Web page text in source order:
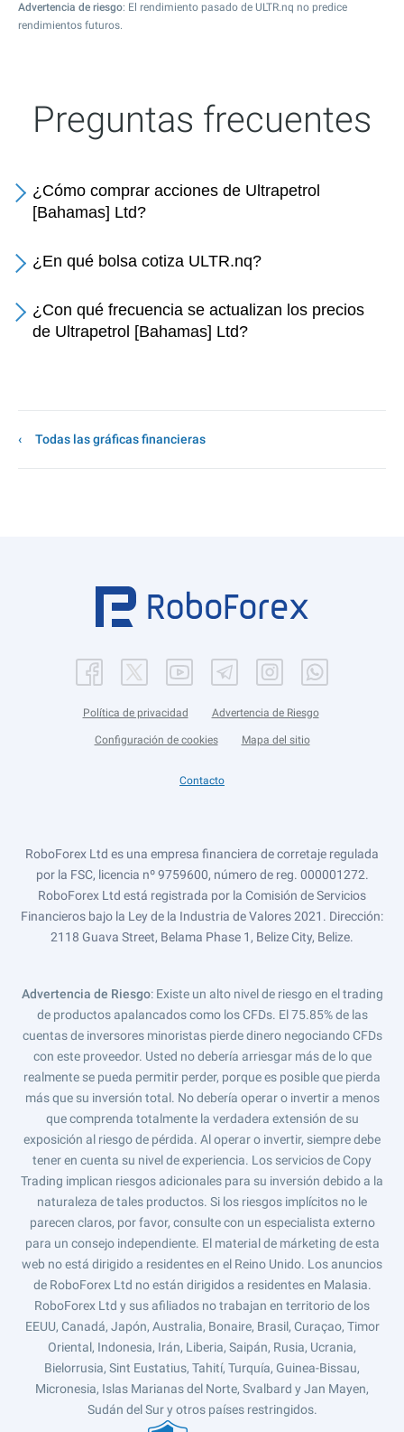
Advertencia de riesgo: El rendimiento pasado de ULTR.nq no predice
rendimientos futuros.
Preguntas frecuentes
¿Cómo comprar acciones de Ultrapetrol
[Bahamas] Ltd?
¿En qué bolsa cotiza ULTR.nq?
¿Con qué frecuencia se actualizan los precios
de Ultrapetrol [Bahamas] Ltd?
Todas las gráficas financieras
Política de privacidad Advertencia de Riesgo
Configuración de cookies Mapa del sitio
Contacto
RoboForex Ltd es una empresa financiera de corretaje regulada
por la FSC, licencia nº 9759600, número de reg. 000001272.
RoboForex Ltd está registrada por la Comisión de Servicios
Financieros bajo la Ley de la Industria de Valores 2021. Dirección:
2118 Guava Street, Belama Phase 1, Belize City, Belize.
Advertencia de Riesgo: Existe un alto nivel de riesgo en el trading
de productos apalancados como los CFDs. El 75.85% de las
cuentas de inversores minoristas pierde dinero negociando CFDs
con este proveedor. Usted no debería arriesgar más de lo que
realmente se pueda permitir perder, porque es posible que pierda
más que su inversión total. No debería operar o invertir a menos
que comprenda totalmente la verdadera extensión de su
exposición al riesgo de pérdida. Al operar o invertir, siempre debe
tener en cuenta su nivel de experiencia. Los servicios de Copy
Trading implican riesgos adicionales para su inversión debido a la
naturaleza de tales productos. Si los riesgos implícitos no le
parecen claros, por favor, consulte con un especialista externo
para un consejo independiente. El material de márketing de esta
web no está dirigido a residentes en el Reino Unido. Los anuncios
de RoboForex Ltd no están dirigidos a residentes en Malasia.
RoboForex Ltd y sus afiliados no trabajan en territorio de los
EEUU, Canadá, Japón, Australia, Bonaire, Brasil, Curaçao, Timor
Oriental, Indonesia, Irán, Liberia, Saipán, Rusia, Ucrania,
Bielorrusia, Sint Eustatius, Tahití, Turquía, Guinea-Bissau,
Micronesia, Islas Marianas del Norte, Svalbard y Jan Mayen,
Sudán del Sur y otros países restringidos.